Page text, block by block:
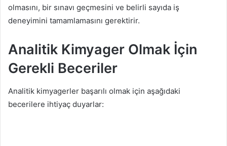
olmasını, bir sınavı geçmesini ve belirli sayıda iş
deneyimini tamamlamasını gerektirir.
Analitik Kimyager Olmak İçin
Gerekli Beceriler
Analitik kimyagerler başarılı olmak için aşağıdaki
becerilere ihtiyaç duyarlar: